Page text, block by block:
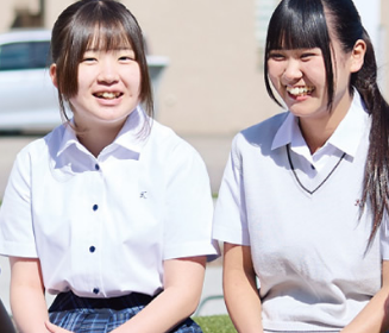
学園の沿革
スクール・ポリシー
夢と志の結実
学びの『仕掛け』
特別進学Ⅱコース
卒業生メッセージ
文化祭
進路実績
学費・奨学金
オープンキャンパス